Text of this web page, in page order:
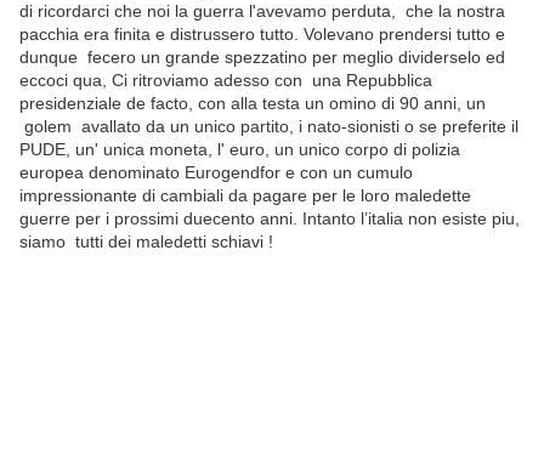
di ricordarci che noi la guerra l'avevamo perduta, che la nostra
pacchia era finita e distrussero tutto. Volevano prendersi tutto e
dunque fecero un grande spezzatino per meglio dividerselo ed
eccoci qua, Ci ritroviamo adesso con una Repubblica
presidenziale de facto, con alla testa un omino di 90 anni, un
golem avallato da un unico partito, i nato-sionisti o se preferite il
PUDE, un' unica moneta, l' euro, un unico corpo di polizia
europea denominato Eurogendfor e con un cumulo
impressionante di cambiali da pagare per le loro maledette
guerre per i prossimi duecento anni. Intanto l’italia non esiste piu,
siamo tutti dei maledetti schiavi !